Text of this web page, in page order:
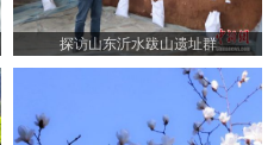
探访山东沂水跋山遗址群